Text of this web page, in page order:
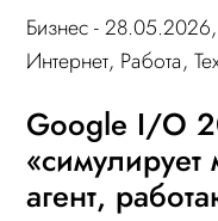
Бизнес- 28.05.2026,
Интернет, Работа,
Google I/O
агент,